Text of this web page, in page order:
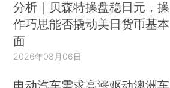
分析｜贝森特操盘稳日元，操
作巧思能否撬动美日货币基本
面
2026年08月06日